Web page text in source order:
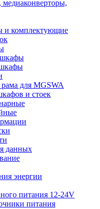
и комплектующие
для MGSWA
и стоек
данных
энергии
питания 12-24V
питания